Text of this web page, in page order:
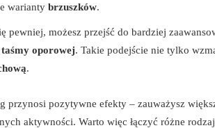
warianty brzuszków.
pewniej, możesz przejść do bardziej
taśmy oporowej. Takie podejście nie tylko
.
przynosi pozytywne efekty – zauważysz
aktywności. Warto więc łączyć różne